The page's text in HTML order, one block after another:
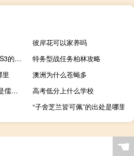
彼岸花可以家养吗
2021年 通过借用奥迪RS3的5缸涡轮增压器 FormentorVZ5将成为库柏最强大的公路车辆
特务型战任务柏林攻略
里
澳洲为什么苍蝇多
道统由唐代谁提出指的是儒家传道的脉络和系统
高考低分上什么学校
“子舍芝兰皆可佩”的出处是哪里
☚